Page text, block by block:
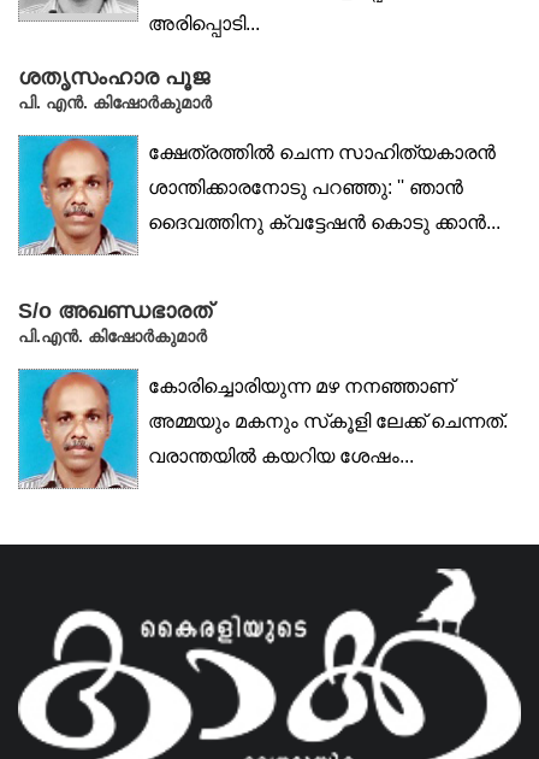
അരിപ്പൊടി...
ശതൃസംഹാര പൂജ
പി. എൻ. കിഷോർകുമാർ
ക്ഷേത്രത്തിൽ ചെന്ന സാഹിത്യകാരൻ
ശാന്തിക്കാരനോടു പറഞ്ഞു: '' ഞാൻ
ദൈവത്തിനു ക്വട്ടേഷൻ കൊടു ക്കാൻ...
S/o അഖണ്ഡഭാരത്
പി.എൻ. കിഷോർകുമാർ
കോരിച്ചൊരിയുന്ന മഴ നനഞ്ഞാണ്
അമ്മയും മകനും സ്‌കൂളി ലേക്ക് ചെന്നത്.
വരാന്തയിൽ കയറിയ ശേഷം...